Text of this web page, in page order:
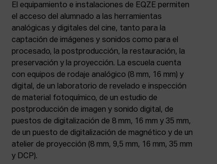
El equipamiento e instalaciones de EQZE permiten
el acceso del alumnado a las herramientas
analógicas y digitales del cine, tanto para la
captación de imágenes y sonidos como para el
procesado, la postproducción, la restauración, la
preservación y la proyección. La escuela cuenta
con equipos de rodaje analógico (8 mm, 16 mm) y
digital, de un laboratorio de revelado e inspección
de material fotoquímico, de un estudio de
postproducción de imagen y sonido digital, de
puestos de digitalización de 8 mm, 16 mm y 35 mm,
de un puesto de digitalización de magnético y de un
atelier de proyección (8 mm, 9,5 mm, 16 mm, 35 mm
y DCP).